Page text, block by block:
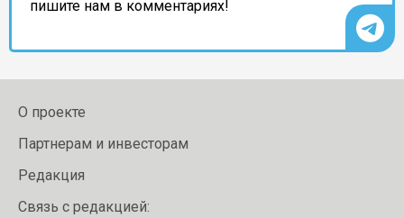
пишите нам в комментариях!
О проекте
Партнерам и инвесторам
Редакция
Связь с редакцией: